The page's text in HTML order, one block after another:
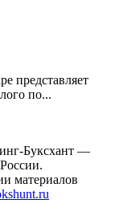
представляет
по...
Буксхант —
материалов